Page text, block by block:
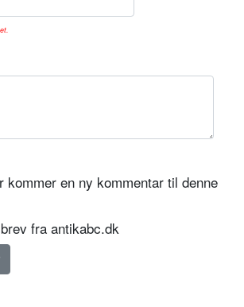
kommer en ny kommentar til denne
fra antikabc.dk